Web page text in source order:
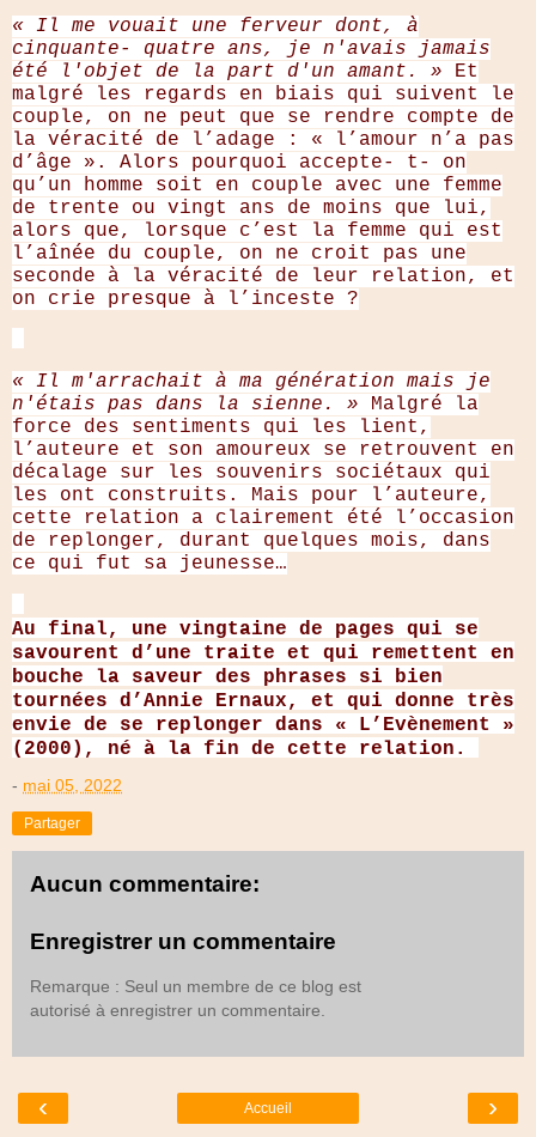
« Il me vouait une ferveur dont, à
cinquante- quatre ans, je n'avais jamais
été l'objet de la part d'un amant. » Et
malgré les regards en biais qui suivent le
couple, on ne peut que se rendre compte de
la véracité de l’adage : « l’amour n’a pas
d’âge ». Alors pourquoi accepte- t- on
qu’un homme soit en couple avec une femme
de trente ou vingt ans de moins que lui,
alors que, lorsque c’est la femme qui est
l’aînée du couple, on ne croit pas une
seconde à la véracité de leur relation, et
on crie presque à l’inceste ?
« Il m'arrachait à ma génération mais je
n'étais pas dans la sienne. » Malgré la
force des sentiments qui les lient,
l’auteure et son amoureux se retrouvent en
décalage sur les souvenirs sociétaux qui
les ont construits. Mais pour l’auteure,
cette relation a clairement été l’occasion
de replonger, durant quelques mois, dans
ce qui fut sa jeunesse…
Au final, une vingtaine de pages qui se
savourent d’une traite et qui remettent en
bouche la saveur des phrases si bien
tournées d’Annie Ernaux, et qui donne très
envie de se replonger dans « L’Evènement »
(2000), né à la fin de cette relation.
- mai 05, 2022
Partager
Aucun commentaire:
Enregistrer un commentaire
Remarque : Seul un membre de ce blog est
autorisé à enregistrer un commentaire.
‹ ›
Accueil